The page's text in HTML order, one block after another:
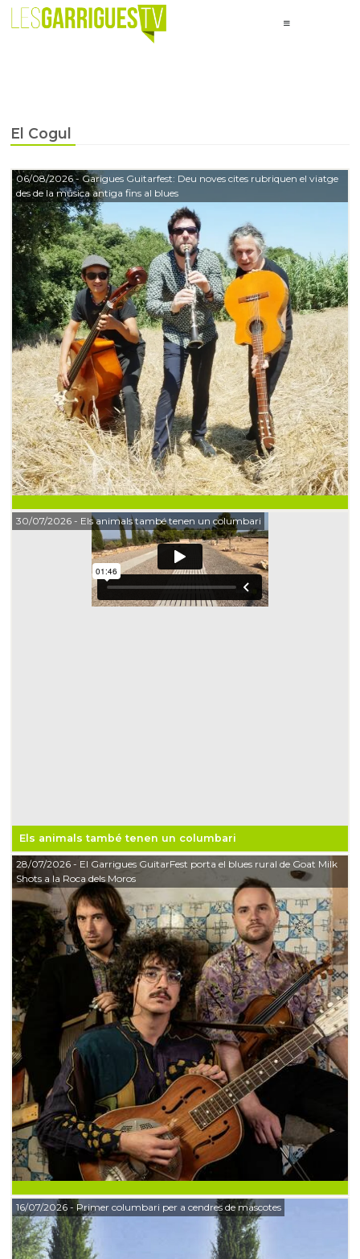
El Cogul
06/08/2026- Garigues Guitarfest: Deu noves cites rubriquen el viatge
des de la música antiga fins al blues
Els animals també tenen un columbari
30/07/2026- Els animals també tenen un columbari
28/07/2026- El Garrigues GuitarFest porta el blues rural de Goat Milk
Shots a la Roca dels Moros
16/07/2026- Primer columbari per a cendres de mascotes